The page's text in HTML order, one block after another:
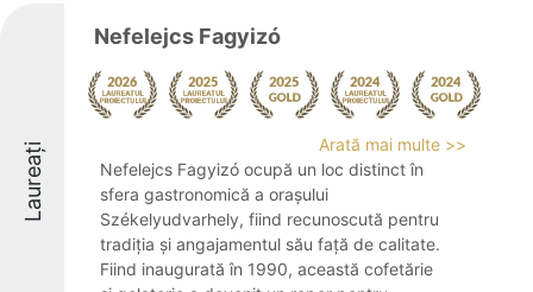
Laureați
Nefelejcs Fagyizó
Arată mai multe >>
Nefelejcs Fagyizó ocupă un loc distinct în
sfera gastronomică a orașului
Székelyudvarhely, fiind recunoscută pentru
tradiția și angajamentul său față de calitate.
Fiind inaugurată în 1990, această cofetărie